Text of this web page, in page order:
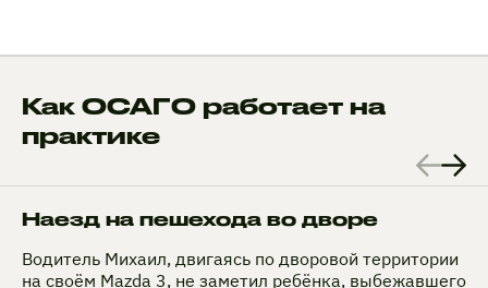
Как ОСАГО работает на
практике
Наезд на пешехода во дворе
Водитель Михаил, двигаясь по дворовой территории
на своём Mazda 3, не заметил ребёнка, выбежавшего